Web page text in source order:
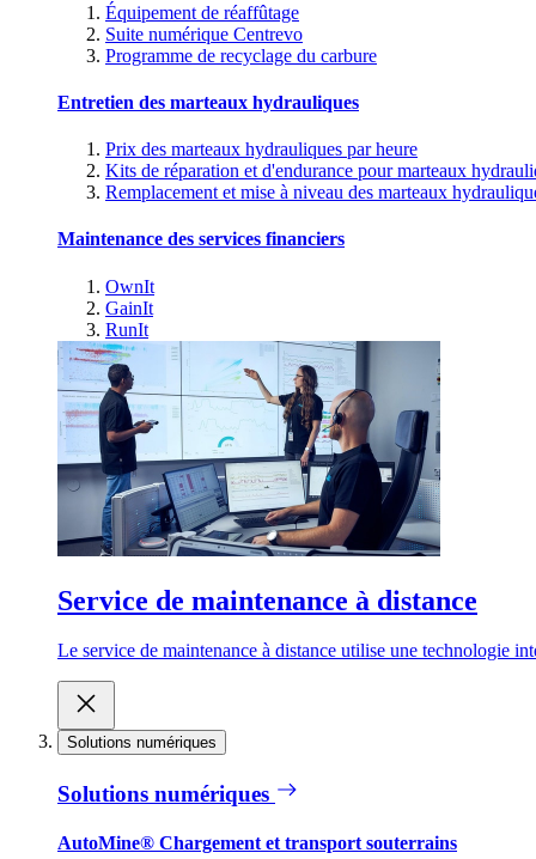
Équipement de réaffûtage
Suite numérique Centrevo
Programme de recyclage du carbure
Entretien des marteaux hydrauliques
Prix des marteaux hydrauliques par heure
Kits de réparation et d'endurance pour marteaux
Remplacement et mise à niveau des marteaux
Maintenance des services financiers
OwnIt
GainIt
RunIt
Service de maintenance à distance
Le service de maintenance à distance utilise une technologie
Solutions numériques
Solutions numériques
AutoMine® Chargement et transport souterrains